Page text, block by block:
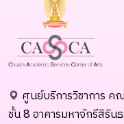
ศูนย์บริการวิชาการ
ชั้น 8 อาคารมหาจักรีสิริน